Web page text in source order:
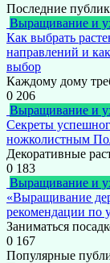
Последние
Выращивание и
Как выбрать
направлений и
выбор
Каждому дому
0 206
Выращивание и
Секреты
ножколистным
Декоративные
0 183
Выращивание и
«Выращивание
рекомендации по
Заниматься
0 167
Популярные